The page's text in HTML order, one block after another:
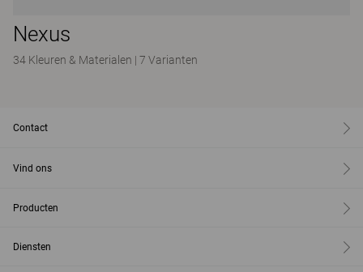
Nexus
34 Kleuren & Materialen | 7 Varianten
Contact
Vind ons
Producten
Diensten